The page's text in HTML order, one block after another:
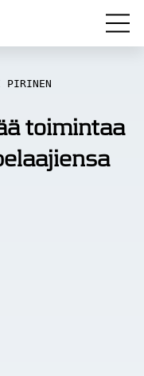
PIRINEN
toimintaa